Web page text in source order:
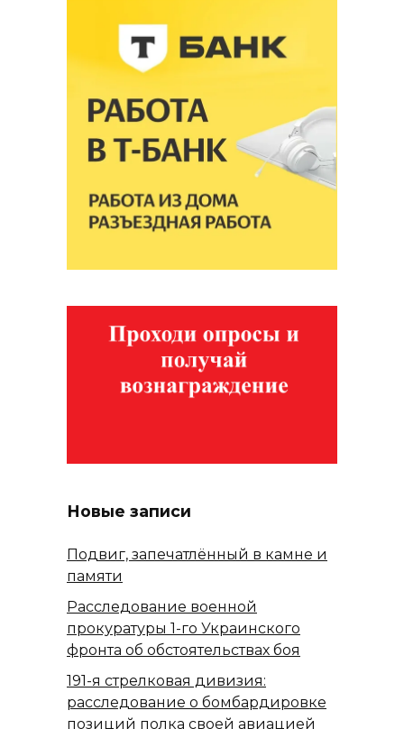
Новые записи
Подвиг, запечатлённый в камне и
памяти
Расследование военной
прокуратуры 1-го Украинского
фронта об обстоятельствах боя
191-я стрелковая дивизия:
расследование о бомбардировке
позиций полка своей авиацией